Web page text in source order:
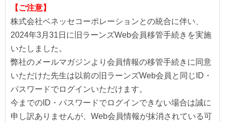
【ご注意】
株式会社ベネッセコーポレーションとの統合に伴い、
2024年3月31日に旧ラーンズWeb会員移管手続きを実施
いたしました。
弊社のメールマガジンより会員情報の移管手続きに同意
いただけた先生は以前の旧ラーンズWeb会員と同じID・
パスワードでログインいただけます。
今までのID・パスワードでログインできない場合は誠に
申し訳ありませんが、Web会員情報が抹消されている可